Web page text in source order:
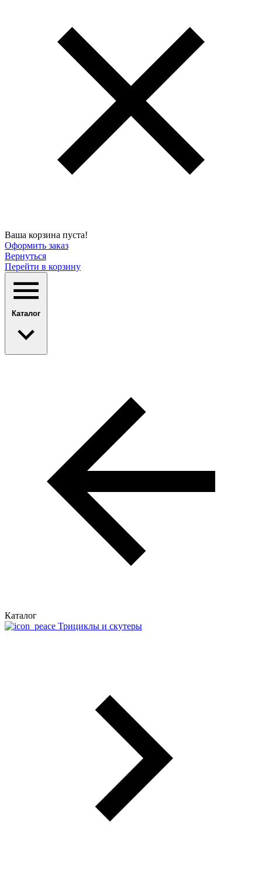
Ваша корзина пуста!
Оформить заказ
Вернуться
Перейти в корзину
Каталог
Каталог
Трициклы и скутеры